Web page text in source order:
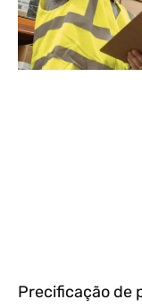
Precificação de